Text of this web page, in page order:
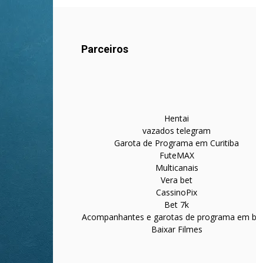
Parceiros
Hentai
vazados telegram
Garota de Programa em Curitiba
FuteMAX
Multicanais
Vera bet
CassinoPix
Bet 7k
Acompanhantes e garotas de programa em
Baixar Filmes